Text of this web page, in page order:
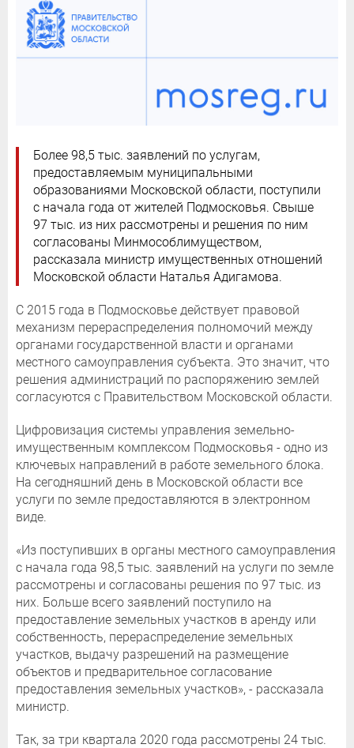
Более 98,5 тыс. заявлений по услугам,
предоставляемым муниципальными
образованиями Московской области, поступили
с начала года от жителей Подмосковья. Свыше
97 тыс. из них рассмотрены и решения по ним
согласованы Минмособлимуществом,
рассказала министр имущественных отношений
Московской области Наталья Адигамова.
С 2015 года в Подмосковье действует правовой
механизм перераспределения полномочий между
органами государственной власти и органами
местного самоуправления субъекта. Это значит, что
решения администраций по распоряжению землей
согласуются с Правительством Московской области.
Цифровизация системы управления земельно-
имущественным комплексом Подмосковья - одно из
ключевых направлений в работе земельного блока.
На сегодняшний день в Московской области все
услуги по земле предоставляются в электронном
виде.
«Из поступивших в органы местного самоуправления
с начала года 98,5 тыс. заявлений на услуги по земле
рассмотрены и согласованы решения по 97 тыс. из
них. Больше всего заявлений поступило на
предоставление земельных участков в аренду или
собственность, перераспределение земельных
участков, выдачу разрешений на размещение
объектов и предварительное согласование
предоставления земельных участков», - рассказала
министр.
Так, за три квартала 2020 года рассмотрены 24 тыс.